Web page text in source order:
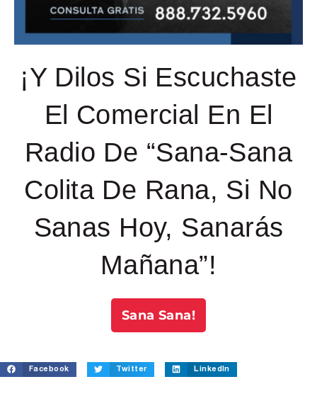
¡Y Dilos Si Escuchaste
El Comercial En El
Radio De “Sana-Sana
Colita De Rana, Si No
Sanas Hoy, Sanarás
Mañana”!
Sana Sana!
Facebook Twitter LinkedIn